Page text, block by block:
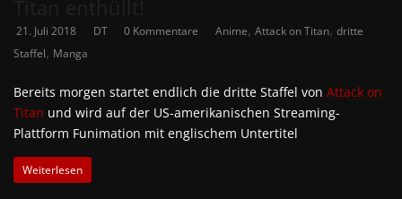
21. Juli 2018 DT 0 Kommentare Anime, Attack on Titan, dritte
Staffel, Manga
Bereits morgen startet endlich die dritte Staffel von Attack on
Titan und wird auf der US-amerikanischen Streaming-
Plattform Funimation mit englischem Untertitel
Weiterlesen